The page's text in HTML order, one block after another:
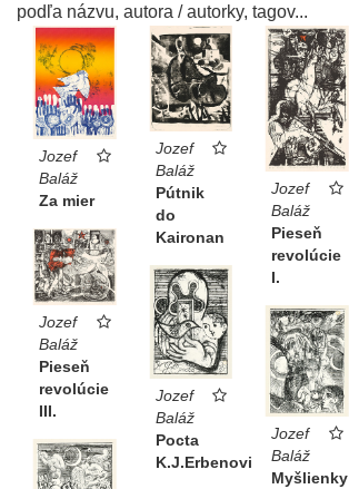
podľa názvu, autora / autorky, tagov...
Jozef
Baláž
Za mier
Jozef
Baláž
Pútnik
do
Kaironan
Jozef
Baláž
Pieseň
revolúcie
I.
Jozef
Baláž
Pieseň
revolúcie
III.
Jozef
Baláž
Pocta
K.J.Erbenovi
Jozef
Baláž
Myšlienky